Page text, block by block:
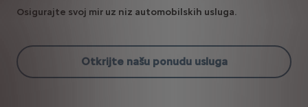
Osigurajte svoj mir uz niz automobilskih usluga.
Otkrijte našu ponudu usluga